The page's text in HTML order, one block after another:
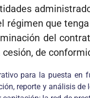
régimen que
del
de
para la puesta en
reporte y análisis